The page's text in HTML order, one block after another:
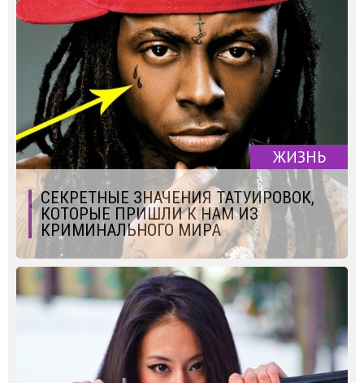
ЖИЗНЬ
СЕКРЕТНЫЕ ЗНАЧЕНИЯ ТАТУИРОВОК,
КОТОРЫЕ ПРИШЛИ К НАМ ИЗ
КРИМИНАЛЬНОГО МИРА